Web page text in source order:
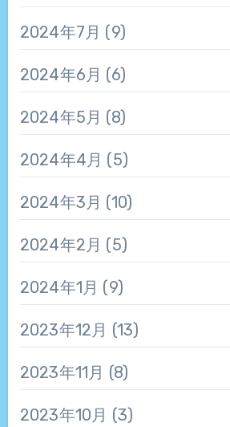
2024年7月 (9)
2024年6月 (6)
2024年5月 (8)
2024年4月 (5)
2024年3月 (10)
2024年2月 (5)
2024年1月 (9)
2023年12月 (13)
2023年11月 (8)
2023年10月 (3)